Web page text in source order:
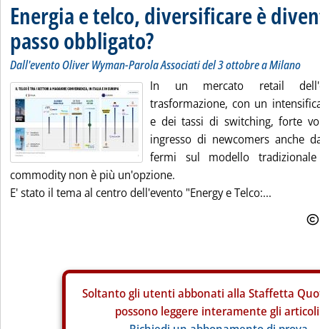
Energia e telco, diversificare è
passo obbligato?
Dall'evento Oliver Wyman-Parola Associati del 3 ottobre a Milano
In un mercato retail
trasformazione, con un
e dei tassi di switching, forte
ingresso di newcomers anche
fermi sul modello
commodity non è più un'opzione.
E' stato il tema al centro dell'evento "Energy e Telco:...
Soltanto gli utenti abbonati alla Staffetta
possono leggere interamente gli